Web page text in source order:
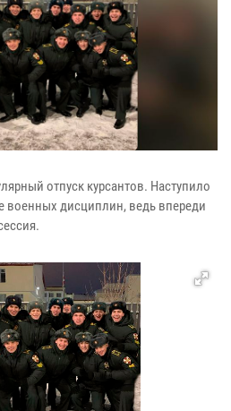
отпуск курсантов. Наступило
военных дисциплин, ведь впереди